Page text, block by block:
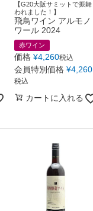
【G20大阪サミットで振舞
われました！】
飛鳥ワイン アルモノ
ワール 2024
赤ワイン
価格 ¥4,260税込
会員特別価格 ¥4,260
税込
カートに入れる